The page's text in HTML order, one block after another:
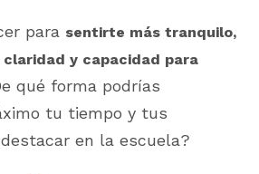
para sentirte más tranquilo,
claridad y capacidad para
qué forma podrías
tu tiempo y tus
en la escuela?